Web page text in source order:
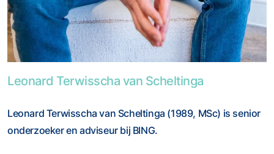
Leonard Terwisscha van Scheltinga
Leonard Terwisscha van Scheltinga (1989, MSc) is senior
onderzoeker en adviseur bij BING.